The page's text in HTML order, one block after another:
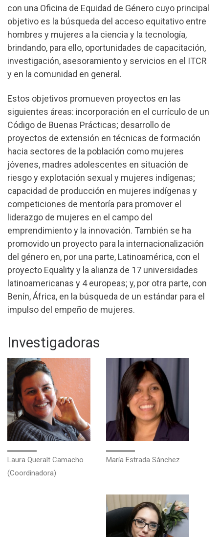
con una Oficina de Equidad de Género cuyo principal
objetivo es la búsqueda del acceso equitativo entre
hombres y mujeres a la ciencia y la tecnología,
brindando, para ello, oportunidades de capacitación,
investigación, asesoramiento y servicios en el ITCR
y en la comunidad en general.
Estos objetivos promueven proyectos en las
siguientes áreas: incorporación en el currículo de un
Código de Buenas Prácticas; desarrollo de
proyectos de extensión en técnicas de formación
hacia sectores de la población como mujeres
jóvenes, madres adolescentes en situación de
riesgo y explotación sexual y mujeres indígenas;
capacidad de producción en mujeres indígenas y
competiciones de mentoría para promover el
liderazgo de mujeres en el campo del
emprendimiento y la innovación. También se ha
promovido un proyecto para la internacionalización
del género en, por una parte, Latinoamérica, con el
proyecto Equality y la alianza de 17 universidades
latinoamericanas y 4 europeas; y, por otra parte, con
Benín, África, en la búsqueda de un estándar para el
impulso del empeño de mujeres.
Investigadoras
Laura Queralt Camacho
(Coordinadora)
María Estrada Sánchez